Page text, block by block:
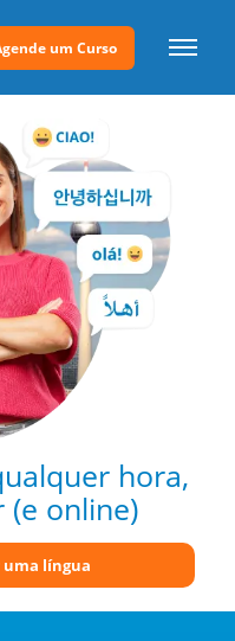
um Curso
hora,
(e online)
uma língua